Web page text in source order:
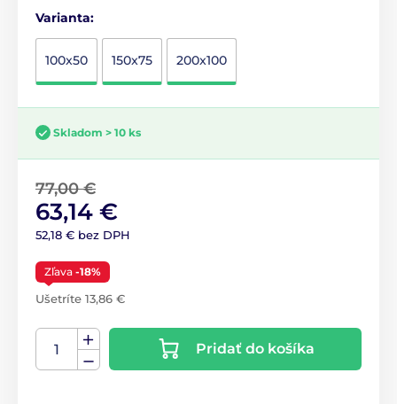
Varianta:
100x50 150x75 200x100
Skladom > 10 ks
77,00 €
63,14 €
52,18 € bez DPH
Zľava -18%
Ušetríte 13,86 €
Pridať do košíka